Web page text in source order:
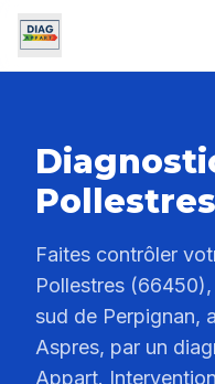
Faites contrôler
Pollestres
sud de Perpignan,
Aspres, par un
Appart.